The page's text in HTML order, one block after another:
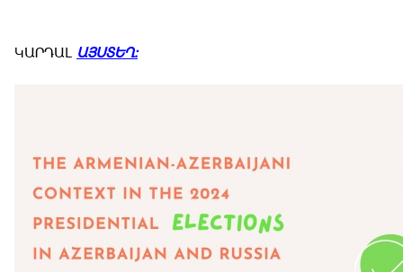
ԿԱՐԴԱԼ ԱՅՍՏԵՂ: